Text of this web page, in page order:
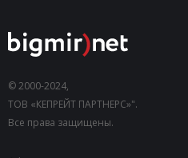
© 2000-2024,
ТОВ «КЕПРЕЙТ ПАРТНЕРС»".
Все права защищены.